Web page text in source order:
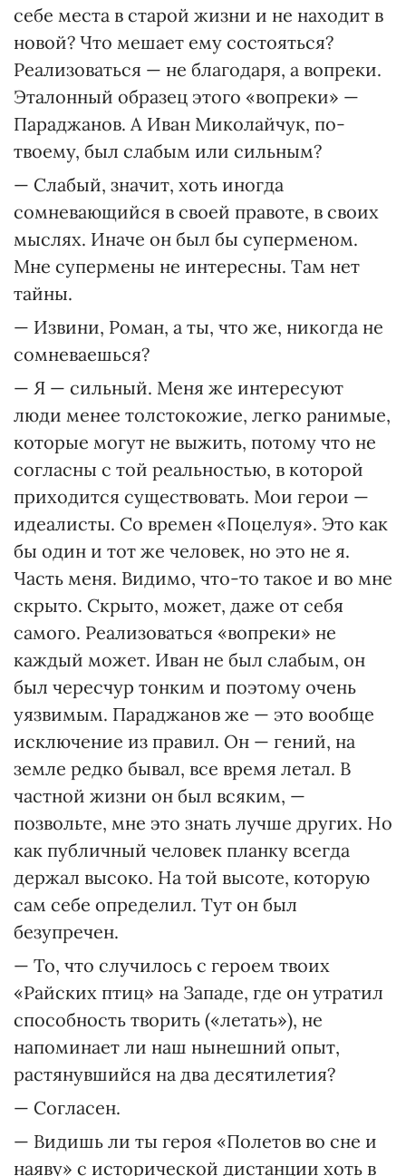
себе места в старой жизни и не находит в
новой? Что мешает ему состояться?
Реализоваться — не благодаря, а вопреки.
Эталонный образец этого «вопреки» —
Параджанов. А Иван Миколайчук, по-
твоему, был слабым или сильным?
— Слабый, значит, хоть иногда
сомневающийся в своей правоте, в своих
мыслях. Иначе он был бы суперменом.
Мне супермены не интересны. Там нет
тайны.
— Извини, Роман, а ты, что же, никогда не
сомневаешься?
— Я — сильный. Меня же интересуют
люди менее толстокожие, легко ранимые,
которые могут не выжить, потому что не
согласны с той реальностью, в которой
приходится существовать. Мои герои —
идеалисты. Со времен «Поцелуя». Это как
бы один и тот же человек, но это не я.
Часть меня. Видимо, что-то такое и во мне
скрыто. Скрыто, может, даже от себя
самого. Реализоваться «вопреки» не
каждый может. Иван не был слабым, он
был чересчур тонким и поэтому очень
уязвимым. Параджанов же — это вообще
исключение из правил. Он — гений, на
земле редко бывал, все время летал. В
частной жизни он был всяким, —
позвольте, мне это знать лучше других. Но
как публичный человек планку всегда
держал высоко. На той высоте, которую
сам себе определил. Тут он был
безупречен.
— То, что случилось с героем твоих
«Райских птиц» на Западе, где он утратил
способность творить («летать»), не
напоминает ли наш нынешний опыт,
растянувшийся на два десятилетия?
— Согласен.
— Видишь ли ты героя «Полетов во сне и
наяву» с исторической дистанции хоть в